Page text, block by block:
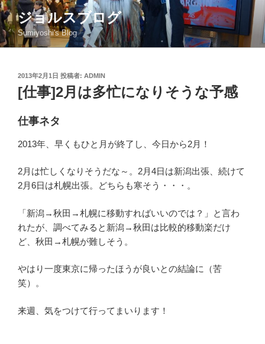
コ
ン
テ
ン
ジョルスブログ
Sumiyoshi's Blog
投
稿
日:
2013年2月1日 投稿者: ADMIN
[仕事]2月は多忙になりそうな予感
仕事ネタ
2013年、早くもひと月が終了し、今日から2月！
2月は忙しくなりそうだな～。2月4日は新潟出張、続けて
2月6日は札幌出張。どちらも寒そう・・・。
「新潟→秋田→札幌に移動すればいいのでは？」と言わ
れたが、調べてみると新潟→秋田は比較的移動楽だけ
ど、秋田→札幌が難しそう。
やはり一度東京に帰ったほうが良いとの結論に（苦
笑）。
来週、気をつけて行ってまいります！